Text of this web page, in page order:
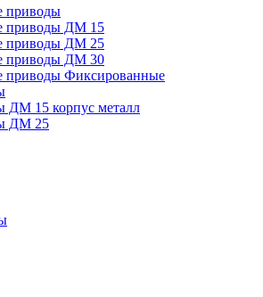
приводы
приводы ДМ 15
приводы ДМ 25
приводы ДМ 30
приводы Фиксированные
ДМ 15 корпус металл
ДМ 25